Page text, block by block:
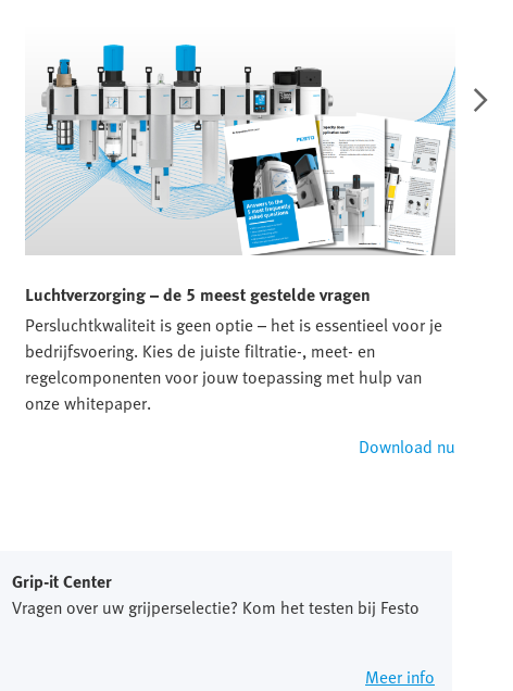
Luchtverzorging – de 5 meest gestelde vragen
Persluchtkwaliteit is geen optie – het is essentieel voor je
bedrijfsvoering. Kies de juiste filtratie-, meet- en
regelcomponenten voor jouw toepassing met hulp van
onze whitepaper.
Download nu
Grip-it Center
Vragen over uw grijperselectie? Kom het testen bij Festo
Meer info